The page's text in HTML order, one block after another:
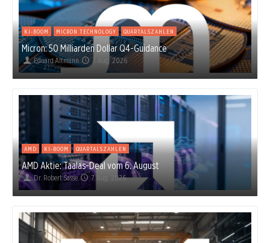
KI-BOOM MICRON TECHNOLOGY QUARTALSZAHLEN
Micron: 50 Milliarden Dollar Q4-Guidance
Eduard Altmann 7. Aug. 2026
AMD KI-BOOM QUARTALSZAHLEN
AMD Aktie: Taalas-Deal vom 6. August
Dr. Robert Sasse 7. Aug. 2026